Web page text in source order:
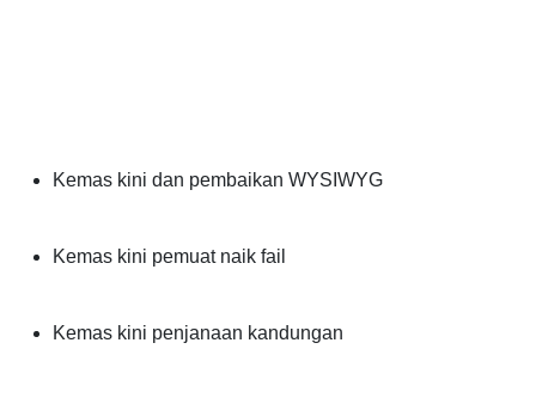
Kemas kini dan pembaikan WYSIWYG
Kemas kini pemuat naik fail
Kemas kini penjanaan kandungan